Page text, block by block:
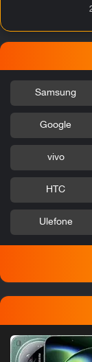
Samsung
Google
vivo
HTC
Ulefone